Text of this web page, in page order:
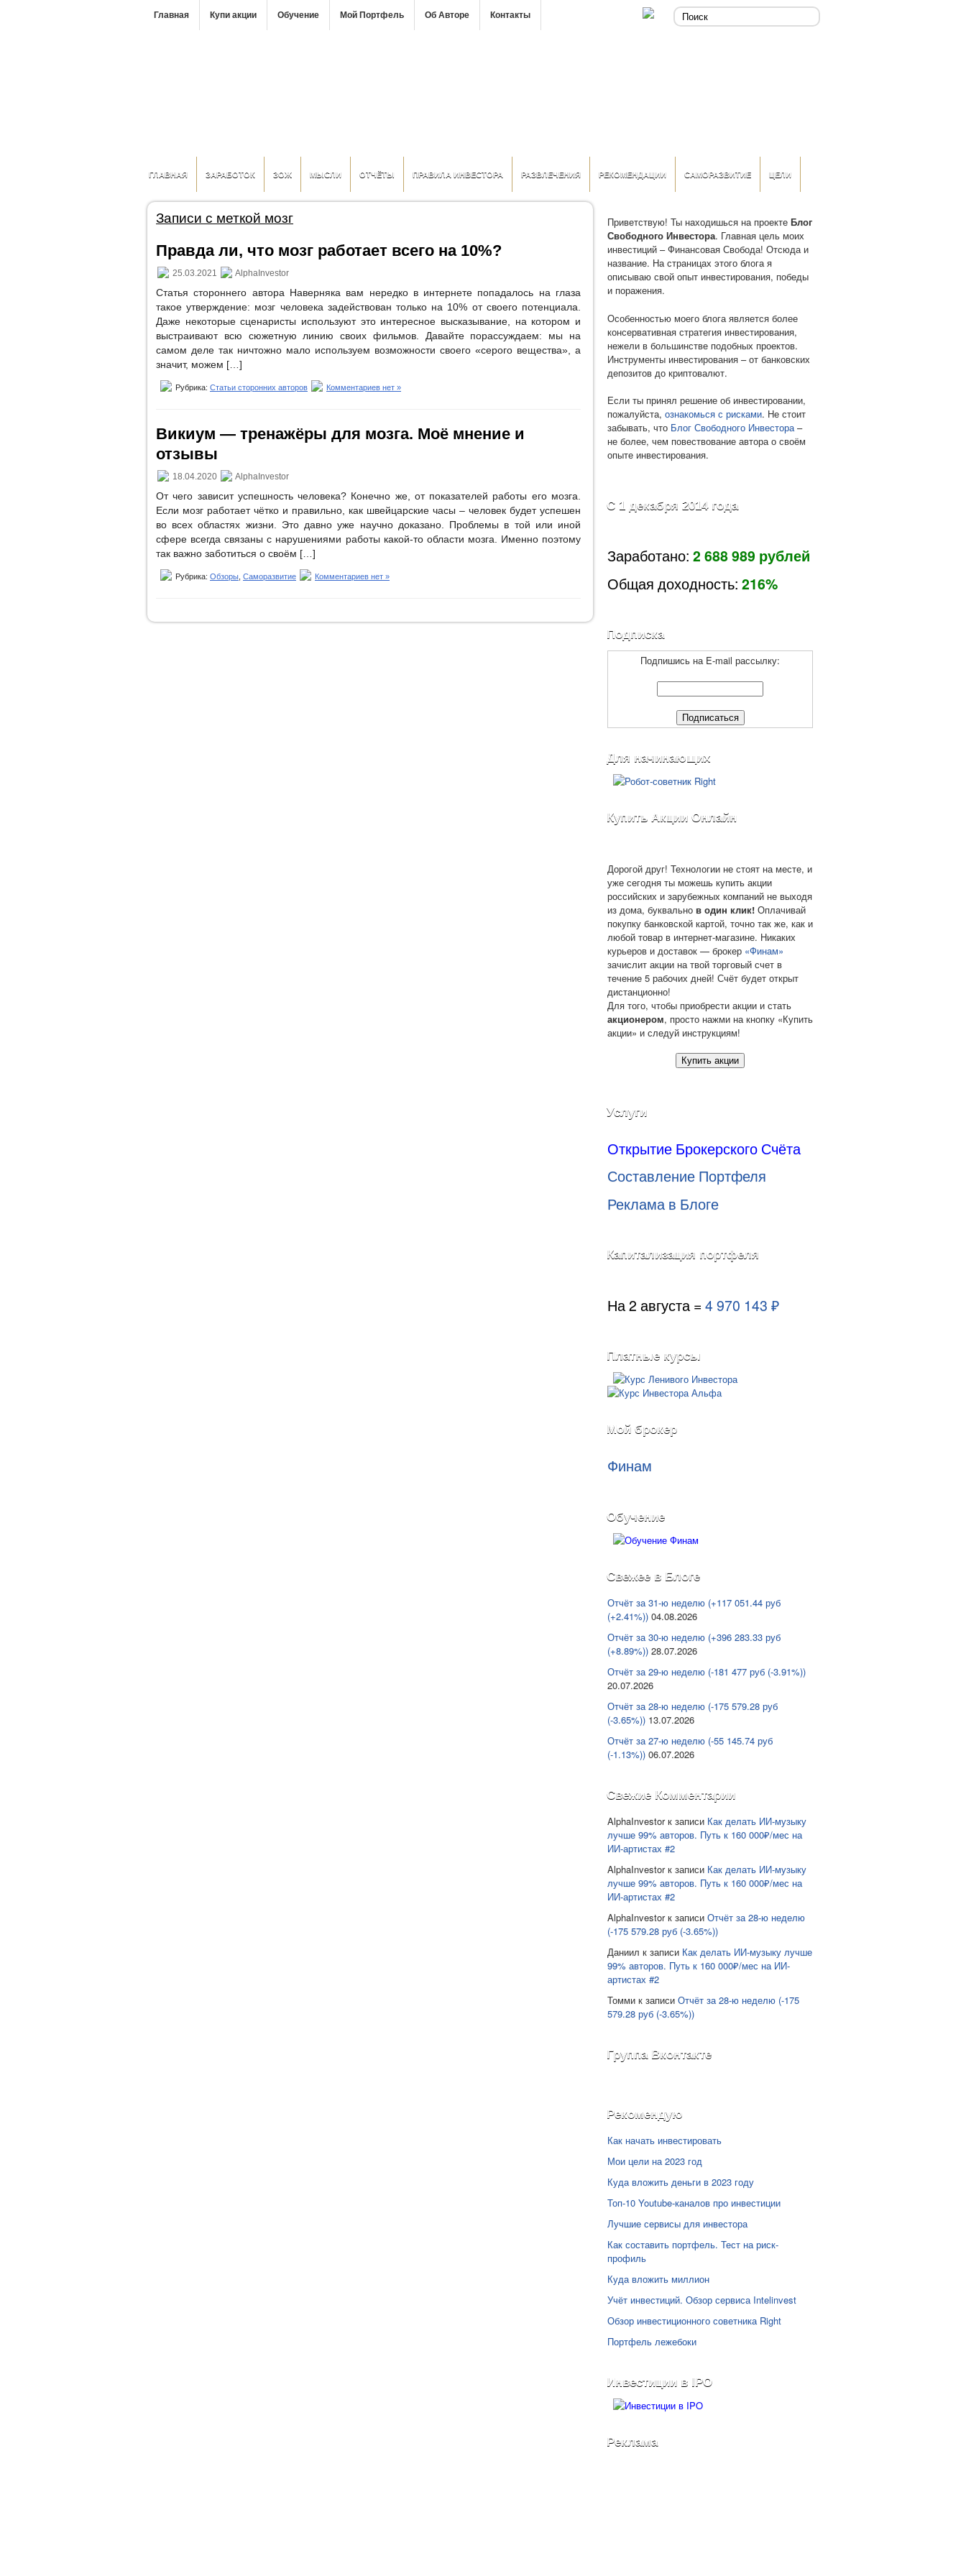
Главная Купи акции Обучение Мой Портфель Об Авторе Контакты
ГЛАВНАЯ ЗАРАБОТОК ЗОЖ МЫСЛИ ОТЧЁТЫ ПРАВИЛА ИНВЕСТОРА РАЗВЛЕЧЕНИЯ РЕКОМЕНДАЦИИ САМОРАЗВИТИЕ ЦЕЛИ
Записи с меткой мозг
Правда ли, что мозг работает всего на 10%?
25.03.2021 AlphaInvestor
Статья стороннего автора Наверняка вам нередко в интернете попадалось на глаза
такое утверждение: мозг человека задействован только на 10% от своего потенциала.
Даже некоторые сценаристы используют это интересное высказывание, на котором и
выстраивают всю сюжетную линию своих фильмов. Давайте порассуждаем: мы на
самом деле так ничтожно мало используем возможности своего «серого вещества», а
значит, можем […]
Рубрика: Статьи сторонних авторов Комментариев нет »
Викиум — тренажёры для мозга. Моё мнение и
отзывы
18.04.2020 AlphaInvestor
От чего зависит успешность человека? Конечно же, от показателей работы его мозга.
Если мозг работает чётко и правильно, как швейцарские часы – человек будет успешен
во всех областях жизни. Это давно уже научно доказано. Проблемы в той или иной
сфере всегда связаны с нарушениями работы какой-то области мозга. Именно поэтому
так важно заботиться о своём […]
Рубрика: Обзоры Саморазвитие Комментариев нет »
Приветствую! Ты находишься на проекте Блог
Свободного Инвестора. Главная цель моих
инвестиций – Финансовая Свобода! Отсюда и
название. На страницах этого блога я
описываю свой опыт инвестирования, победы
и поражения.
Особенностью моего блога является более
консервативная стратегия инвестирования,
нежели в большинстве подобных проектов.
Инструменты инвестирования – от банковских
депозитов до криптовалют.
Если ты принял решение об инвестировании,
пожалуйста, ознакомься с рисками. Не стоит
забывать, что Блог Свободного Инвестора–
не более, чем повествование автора о своём
опыте инвестирования.
С 1 декабря 2014 года
Заработано: 2 688 989 рублей
Общая доходность: 216%
Подписка
Подпишись на E-mail рассылку:
Для начинающих
Купить Акции Онлайн
Дорогой друг! Технологии не стоят на месте, и
уже сегодня ты можешь купить акции
российских и зарубежных компаний не выходя
из дома, буквально в один клик! Оплачивай
покупку банковской картой, точно так же, как и
любой товар в интернет-магазине. Никаких
курьеров и доставок — брокер «Финам»
зачислит акции на твой торговый счет в
течение 5 рабочих дней! Счёт будет открыт
дистанционно!
Для того, чтобы приобрести акции и стать
акционером, просто нажми на кнопку «Купить
акции» и следуй инструкциям!
Купить акции
Услуги
Открытие Брокерского Счёта
Составление Портфеля
Реклама в Блоге
Капитализация портфеля
На 2 августа = 4 970 143 ₽
Платные курсы
Мой брокер
Финам
Обучение
Свежее в Блоге
Отчёт за 31-ю неделю (+117 051.44 руб
(+2.41%)) 04.08.2026
Отчёт за 30-ю неделю (+396 283.33 руб
(+8.89%)) 28.07.2026
Отчёт за 29-ю неделю (-181 477 руб (-3.91%))
20.07.2026
Отчёт за 28-ю неделю (-175 579.28 руб
(-3.65%)) 13.07.2026
Отчёт за 27-ю неделю (-55 145.74 руб
(-1.13%)) 06.07.2026
Свежие Комментарии
AlphaInvestorк записи Как делать ИИ-музыку
лучше 99% авторов. Путь к 160 000₽/мес на
ИИ-артистах #2
AlphaInvestorк записи Как делать ИИ-музыку
лучше 99% авторов. Путь к 160 000₽/мес на
ИИ-артистах #2
AlphaInvestorк записи Отчёт за 28-ю неделю
(-175 579.28 руб (-3.65%))
Даниил к записи Как делать ИИ-музыку лучше
99% авторов. Путь к 160 000₽/мес на ИИ-
артистах #2
Томми к записи Отчёт за 28-ю неделю (-175
579.28 руб (-3.65%))
Группа Вконтакте
Рекомендую
Как начать инвестировать
Мои цели на 2023 год
Куда вложить деньги в 2023 году
Топ-10 Youtube-каналов про инвестиции
Лучшие сервисы для инвестора
Как составить портфель. Тест на риск-
профиль
Куда вложить миллион
Учёт инвестиций. Обзор сервиса Intelinvest
Обзор инвестиционного советника Right
Портфель лежебоки
Инвестиции в IPO
Реклама